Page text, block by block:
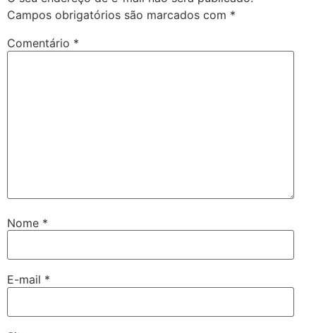
Campos obrigatórios são marcados com *
Comentário *
Nome *
E-mail *